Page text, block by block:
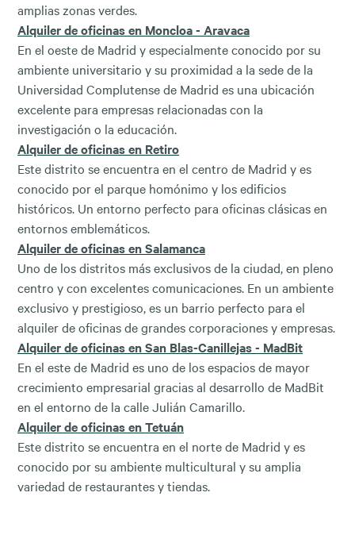
amplias zonas verdes.
Alquiler de oficinas en Moncloa - Aravaca
En el oeste de Madrid y especialmente conocido por su
ambiente universitario y su proximidad a la sede de la
Universidad Complutense de Madrid es una ubicación
excelente para empresas relacionadas con la
investigación o la educación.
Alquiler de oficinas en Retiro
Este distrito se encuentra en el centro de Madrid y es
conocido por el parque homónimo y los edificios
históricos. Un entorno perfecto para oficinas clásicas en
entornos emblemáticos.
Alquiler de oficinas en Salamanca
Uno de los distritos más exclusivos de la ciudad, en pleno
centro y con excelentes comunicaciones. En un ambiente
exclusivo y prestigioso, es un barrio perfecto para el
alquiler de oficinas de grandes corporaciones y empresas.
Alquiler de oficinas en San Blas-Canillejas - MadBit
En el este de Madrid es uno de los espacios de mayor
crecimiento empresarial gracias al desarrollo de MadBit
en el entorno de la calle Julián Camarillo.
Alquiler de oficinas en Tetuán
Este distrito se encuentra en el norte de Madrid y es
conocido por su ambiente multicultural y su amplia
variedad de restaurantes y tiendas.